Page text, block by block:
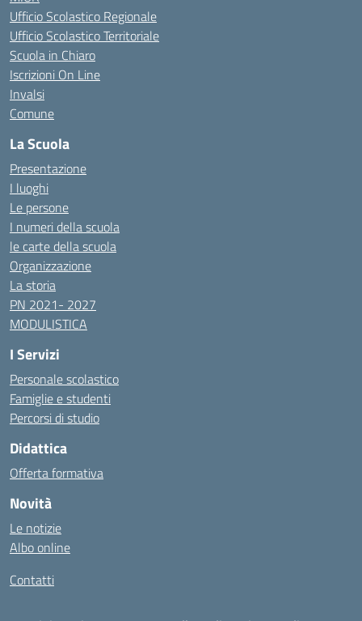
Ufficio Scolastico Regionale
Ufficio Scolastico Territoriale
Scuola in Chiaro
Iscrizioni On Line
Invalsi
Comune
La Scuola
Presentazione
I luoghi
Le persone
I numeri della scuola
le carte della scuola
Organizzazione
La storia
PN 2021- 2027
MODULISTICA
I Servizi
Personale scolastico
Famiglie e studenti
Percorsi di studio
Didattica
Offerta formativa
Novità
Le notizie
Albo online
Contatti